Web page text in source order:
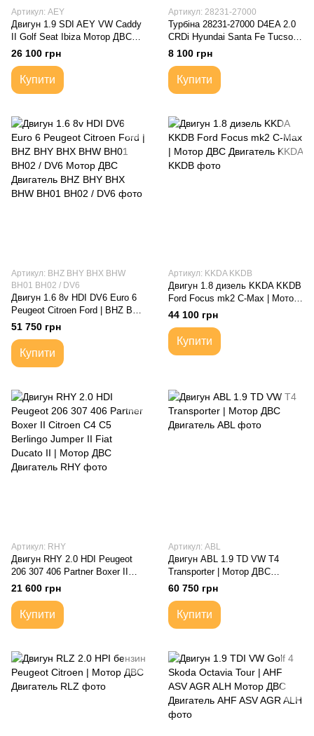
Артикул: AEY
Двигун 1.9 SDI AEY VW Caddy
II Golf Seat Ibiza Мотор ДВС
Двигатель
26 100 грн
Купити
Артикул: 28231-27000
Турбіна 28231-27000 D4EA 2.0
CRDi Hyundai Santa Fe Tucson
Elantra KIA Sportage Carens
Інші моделі
8 100 грн
Купити
Артикул: BHZ BHY BHX BHW
BH01 BH02 / DV6
Двигун 1.6 8v HDI DV6 Euro 6
Peugeot Citroen Ford | BHZ BHY
BHX BHW BH01 BH02 / DV6
Мотор ДВС Двигатель
51 750 грн
Купити
Артикул: KKDA KKDB
Двигун 1.8 дизель KKDA KKDB
Ford Focus mk2 C-Max | Мотор
ДВС Двигатель
44 100 грн
Купити
Артикул: RHY
Двигун RHY 2.0 HDI Peugeot
206 307 406 Partner Boxer II
Citroen C4 C5 Berlingo Jumper II
Fiat Ducato II | Мотор ДВС
Двигатель
21 600 грн
Купити
Артикул: ABL
Двигун ABL 1.9 TD VW T4
Transporter | Мотор ДВС
Двигатель
60 750 грн
Купити